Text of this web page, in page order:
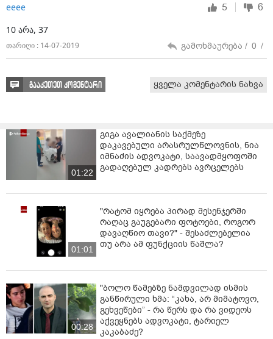
ееее 5 6
10 არა, 37
თარიღი : 14-07-2019 გამოხმაურება / 0 /
გააკეთეთ კომენტარი ყველა კომენტარის ნახვა
01:22
გიგა ავალიანის საქმეზე
დაკავებული არასრულწლოვნის, ნია
იმნაძის ადვოკატი, საავადმყოფოში
გადაღებულ კადრებს ავრცელებს
01:01
"რატომ იყრება პირად მესენჯერში
რაღაც გაუგებარი ფოტოები, როგორ
დავაღწიო თავი?" - შესაძლებელია
თუ არა ამ ფუნქციის წაშლა?
00:28
"ბოლო წამებზე ნამდვილად ისმის
განწირული ხმა: “კახა, არ მიმატოვო,
გეხვეწები” - რა წერს და რა ვიდეოს
აქვეყნებს ადვოკატი, ტარიელ
კაკაბაძე?